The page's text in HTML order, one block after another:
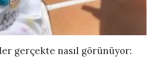
gerçekte nasıl görünüyor: